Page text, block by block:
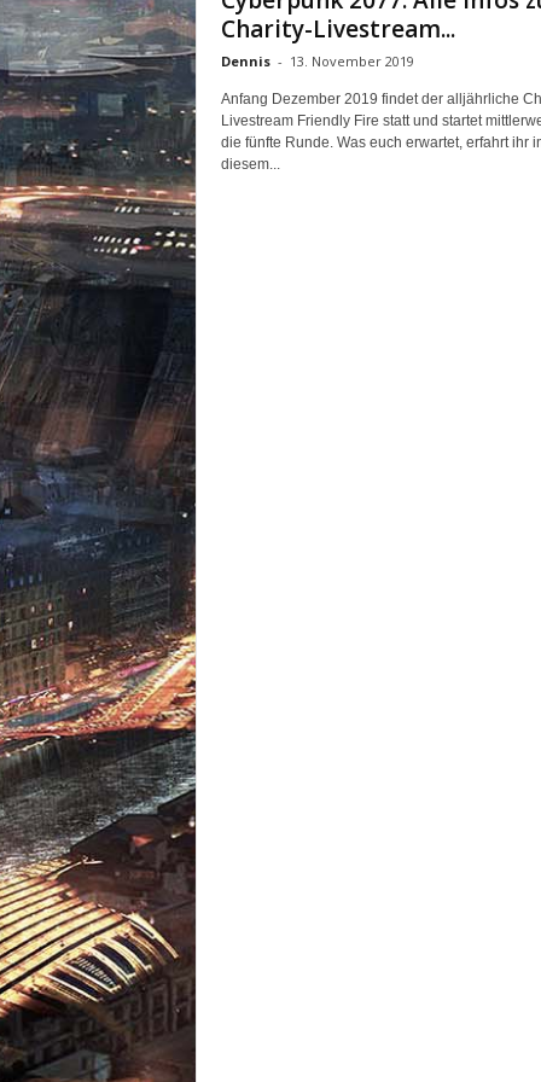
u
n
i
t
z
u
C
y
b
e
n
0
7
7
Charity-Livestream...
Dennis - 13. November 2019
Anfang Dezember 2019 findet der alljährliche
Livestream Friendly Fire statt und startet
die fünfte Runde. Was euch erwartet, erfahrt ihr
diesem...